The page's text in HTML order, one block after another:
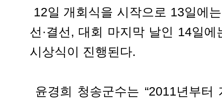
12일 개회식을 시작으로 13일에
선·결선, 대회 마지막 날인 14일
시상식이 진행된다.
윤경희 청송군수는 “2011년부터